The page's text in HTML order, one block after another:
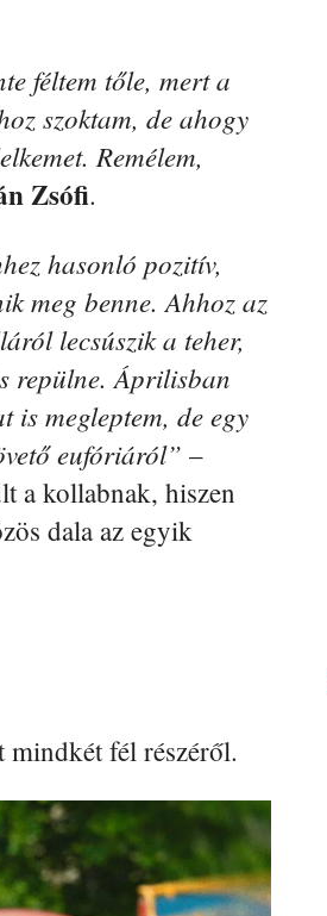
féltem tőle, mert a
szoktam, de ahogy
Remélem,
Zsófi.
hasonló pozitív,
meg benne. Ahhoz az
lecsúszik a teher,
repülne. Áprilisban
is megleptem, de egy
eufóriáról” –
a kollabnak, hiszen
dala az egyik
fél részéről.